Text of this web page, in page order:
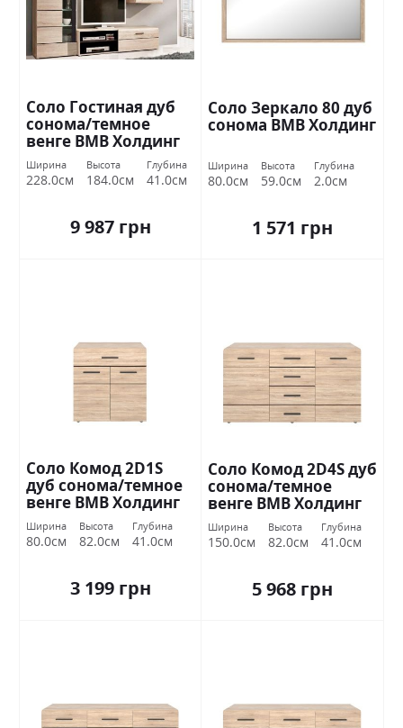
Соло Гостиная дуб
сонома/темное
венге ВМВ Холдинг
Ширина
228.0см
Высота
184.0см
Глубина
41.0см
9 987 грн
Соло Зеркало 80 дуб
сонома ВМВ Холдинг
Ширина
80.0см
Высота
59.0см
Глубина
2.0см
1 571 грн
Соло Комод 2D1S
дуб сонома/темное
венге ВМВ Холдинг
Ширина
80.0см
Высота
82.0см
Глубина
41.0см
3 199 грн
Соло Комод 2D4S дуб
сонома/темное
венге ВМВ Холдинг
Ширина
150.0см
Высота
82.0см
Глубина
41.0см
5 968 грн